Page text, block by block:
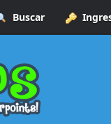
Buscar